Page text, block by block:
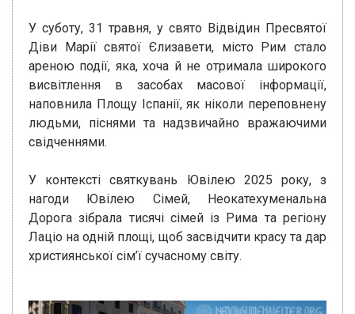
У суботу, 31 травня, у свято Відвідин Пресвятої
Діви Марії святої Єлизавети, місто Рим стало
ареною події, яка, хоча й не отримала широкого
висвітлення в засобах масової інформації,
наповнила Площу Іспанії, як ніколи переповнену
людьми, піснями та надзвичайно вражаючими
свідченнями.
У контексті святкувань Ювілею 2025 року, з
нагоди Ювілею Сімей, Неокатехуменальна
Дорога зібрала тисячі сімей із Рима та регіону
Лаціо на одній площі, щоб засвідчити красу та дар
християнської сім’ї сучасному світу.